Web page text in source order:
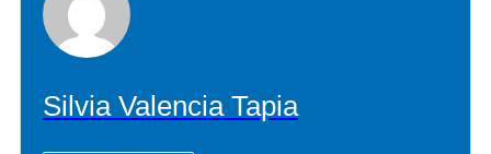
Silvia Valencia Tapia